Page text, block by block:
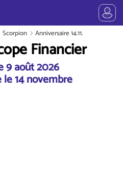
Scorpion Anniversaire 14.11.
Financier
9 août 2026
14 novembre